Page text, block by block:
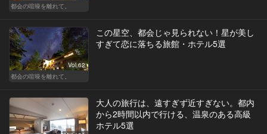
都会の喧噪を離れて。
Vol.62
都会の喧噪を離れて。
この星空、都会じゃ見られない！星が美し
すぎて恋に落ちる旅館・ホテル5選
大人の旅行は、遠すぎず近すぎない。都内
から2時間以内で行ける、温泉のある高級
ホテル5選